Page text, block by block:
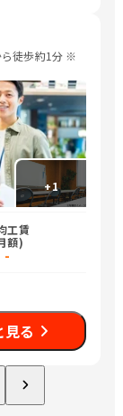
ら徒歩約1分 ※
+1
工賃
額)
-
見る